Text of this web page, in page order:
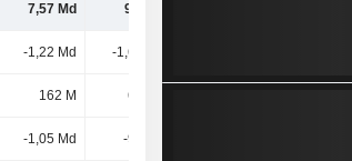
7,57 Md 9,9 Md
-1,22 Md -1,61 Md
162 M 670 M
-1,05 Md -937 M